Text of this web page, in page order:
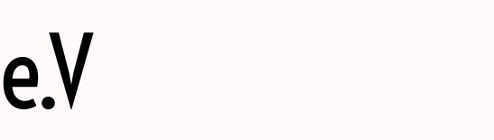
e.V